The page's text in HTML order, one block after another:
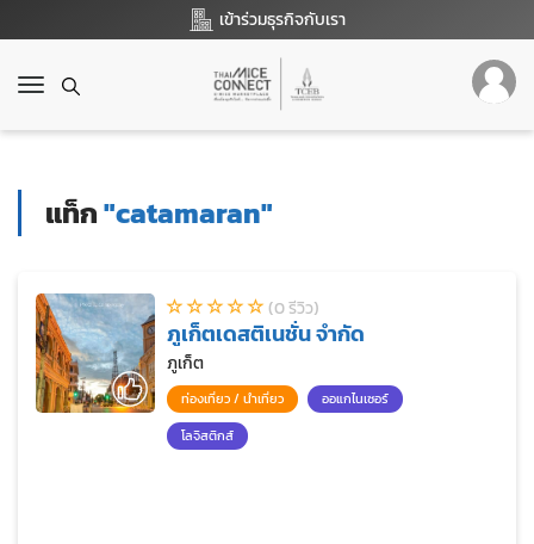
เข้าร่วมธุรกิจกับเรา
T
g
v
g
a
แท็ก"catamaran"
(0 รีวิว)
ภูเก็ตเดสติเนชั่น จำกัด
ภูเก็ต
ท่องเที่ยว / นำเที่ยว
ออแกไนเซอร์
โลจิสติกส์